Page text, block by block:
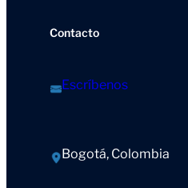
Contacto
Escríbenos
Bogotá, Colombia